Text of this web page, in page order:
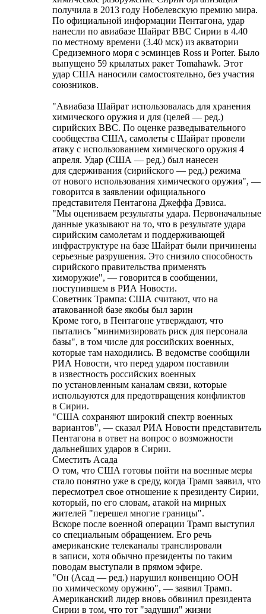
получила в 2013 году Нобелевскую премию мира.
По официальной информации Пентагона, удар
нанесли по авиабазе Шайрат ВВС Сирии в 4.40
по местному времени (3.40 мск) из акватории
Средиземного моря с эсминцев Ross и Porter. Было
выпущено 59 крылатых ракет Tomahawk. Этот
удар США наносили самостоятельно, без участия
союзников.
"Авиабаза Шайрат использовалась для хранения
химического оружия и для (целей — ред.)
сирийских ВВС. По оценке разведывательного
сообщества США, самолеты с Шайрат провели
атаку с использованием химического оружия 4
апреля. Удар (США — ред.) был нанесен
для сдерживания (сирийского — ред.) режима
от нового использования химического оружия", —
говорится в заявлении официального
представителя Пентагона Джеффа Дэвиса.
"Мы оцениваем результаты удара. Первоначальные
данные указывают на то, что в результате удара
сирийским самолетам и поддерживающей
инфраструктуре на базе Шайрат были причинены
серьезные разрушения. Это снизило способность
сирийского правительства применять
химоружие", — говорится в сообщении,
поступившем в РИА Новости.
Советник Трампа: США считают, что на
атакованной базе якобы был зарин
Кроме того, в Пентагоне утверждают, что
пытались "минимизировать риск для персонала
базы", в том числе для российских военных,
которые там находились. В ведомстве сообщили
РИА Новости, что перед ударом поставили
в известность российских военных
по установленным каналам связи, которые
используются для предотвращения конфликтов
в Сирии.
"США сохраняют широкий спектр военных
вариантов", — сказал РИА Новости представитель
Пентагона в ответ на вопрос о возможности
дальнейших ударов в Сирии.
Сместить Асада
О том, что США готовы пойти на военные меры
стало понятно уже в среду, когда Трамп заявил, что
пересмотрел свое отношение к президенту Сирии,
который, по его словам, атакой на мирных
жителей "перешел многие границы".
Вскоре после военной операции Трамп выступил
со специальным обращением. Его речь
американские телеканалы транслировали
в записи, хотя обычно президенты по таким
поводам выступали в прямом эфире.
"Он (Асад — ред.) нарушил конвенцию ООН
по химическому оружию", — заявил Трамп.
Американский лидер вновь обвинил президента
Сирии в том, что тот "задушил" жизни